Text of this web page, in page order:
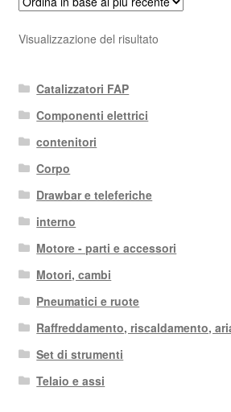
Visualizzazione del risultato
Catalizzatori FAP
Componenti elettrici
contenitori
Corpo
Drawbar e teleferiche
interno
Motore - parti e accessori
Motori, cambi
Pneumatici e ruote
Raffreddamento, riscaldamento,
Set di strumenti
Telaio e assi